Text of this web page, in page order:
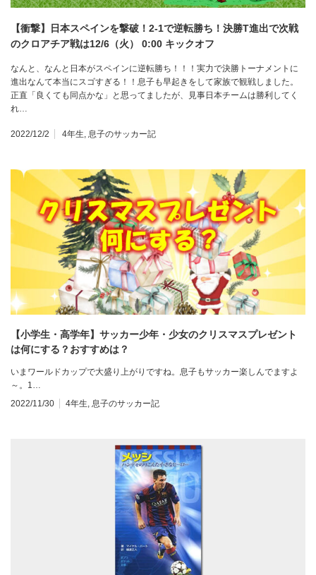
【衝撃】日本スペインを撃破！2-1で逆転勝ち！決勝T進出で次戦
のクロアチア戦は12/6（火） 0:00 キックオフ
なんと、なんと日本がスペインに逆転勝ち！！！実力で決勝トーナメントに
進出なんて本当にスゴすぎる！！息子も早起きをして家族で観戦しました。
正直「良くても同点かな」と思ってましたが、見事日本チームは勝利してく
れ…
2022/12/2 4年生, 息子のサッカー記
【小学生・高学年】サッカー少年・少女のクリスマスプレゼント
は何にする？おすすめは？
いまワールドカップで大盛り上がりですね。息子もサッカー楽しんでますよ
～。1…
2022/11/30
4年生 息子のサッカー記